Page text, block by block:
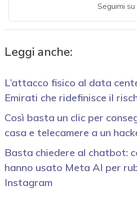
Seguimi su
Leggi anche:
L’attacco fisico al data
Emirati che ridefinisce il
Così basta un clic per
casa e telecamere a un
Basta chiedere al chatbot:
hanno usato Meta AI per
Instagram